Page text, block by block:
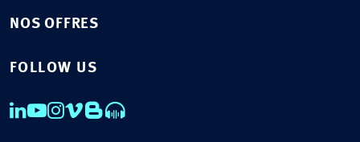
NOS OFFRES
FOLLOW US